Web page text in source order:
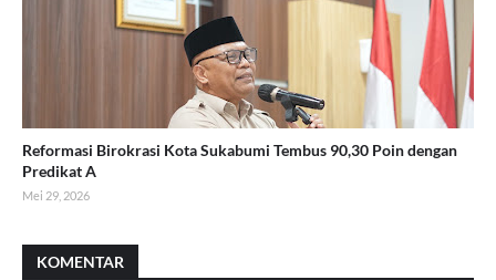
Reformasi Birokrasi Kota Sukabumi Tembus 90,30 Poin dengan
Predikat A
Mei 29, 2026
KOMENTAR